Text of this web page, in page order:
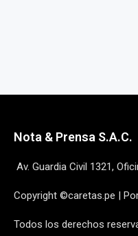
Nota & Prensa S.A.C.
Av. Guardia Civil 1321,
Copyright ©caretas.pe |
Todos los derechos